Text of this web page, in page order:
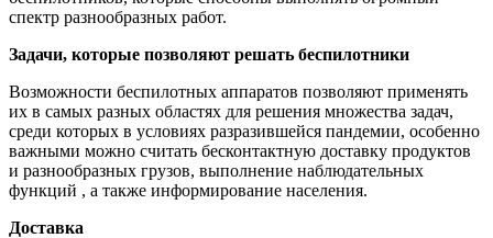
спектр разнообразных работ.
Задачи, которые позволяют решать беспилотники
Возможности беспилотных аппаратов позволяют применять
их в самых разных областях для решения множества задач,
среди которых в условиях разразившейся пандемии, особенно
важными можно считать бесконтактную доставку продуктов
и разнообразных грузов, выполнение наблюдательных
функций , а также информирование населения.
Доставка